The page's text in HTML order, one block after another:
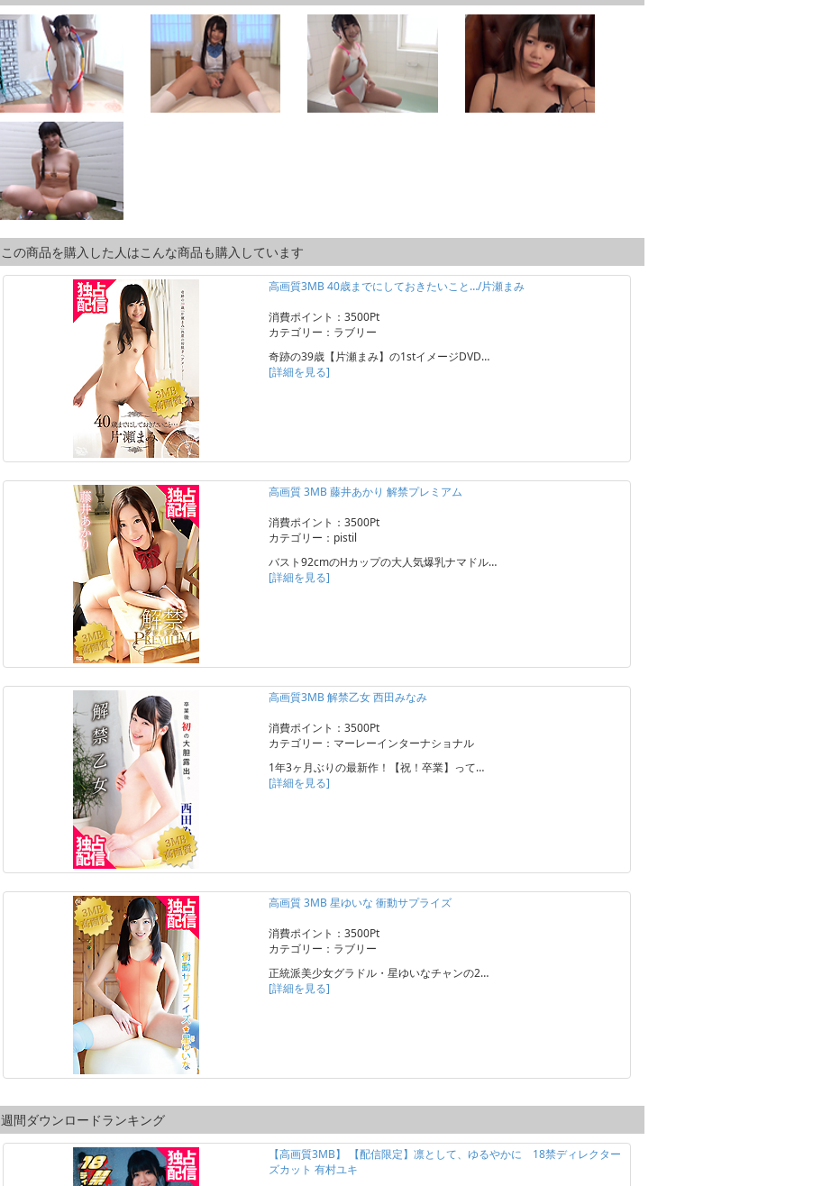
この商品を購入した人はこんな商品も購入しています
高画質3MB 40歳までにしておきたいこと…/片瀬まみ
消費ポイント：3500Pt
カテゴリー：ラブリー
奇跡の39歳【片瀬まみ】の1stイメージDVD…
[詳細を見る]
高画質 3MB 藤井あかり 解禁プレミアム
消費ポイント：3500Pt
カテゴリー：pistil
バスト92cmのHカップの大人気爆乳ナマドル…
[詳細を見る]
高画質3MB 解禁乙女 西田みなみ
消費ポイント：3500Pt
カテゴリー：マーレーインターナショナル
1年3ヶ月ぶりの最新作！【祝！卒業】って…
[詳細を見る]
高画質 3MB 星ゆいな 衝動サプライズ
消費ポイント：3500Pt
カテゴリー：ラブリー
正統派美少女グラドル・星ゆいなチャンの2…
[詳細を見る]
週間ダウンロードランキング
【高画質3MB】 【配信限定】凛として、ゆるやかに 18禁ディレクター
ズカット 有村ユキ